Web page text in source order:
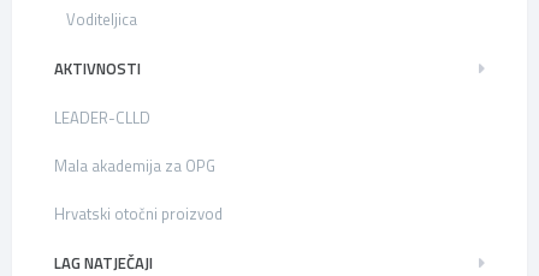
Voditeljica
AKTIVNOSTI
LEADER-CLLD
Mala akademija za OPG
Hrvatski otočni proizvod
LAG NATJEČAJI